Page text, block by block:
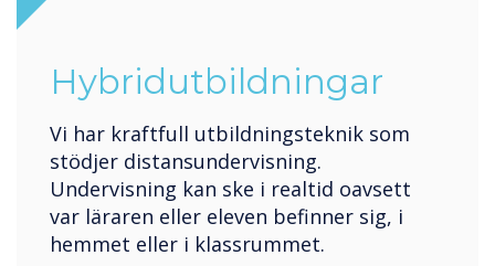
Hybridutbildningar
Vi har kraftfull utbildningsteknik som
stödjer distansundervisning.
Undervisning kan ske i realtid oavsett
var läraren eller eleven befinner sig, i
hemmet eller i klassrummet.